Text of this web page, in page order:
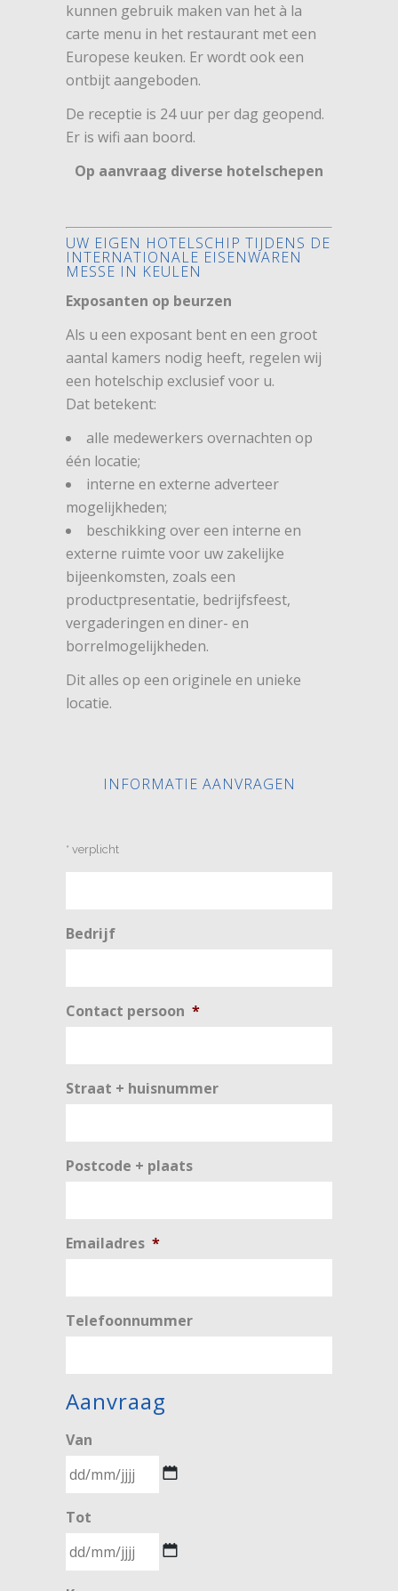
kunnen gebruik maken van het à la
carte menu in het restaurant met een
Europese keuken. Er wordt ook een
ontbijt aangeboden.
De receptie is 24 uur per dag geopend.
Er is wifi aan boord.
Op aanvraag diverse hotelschepen
UW EIGEN HOTELSCHIP TIJDENS DE
INTERNATIONALE EISENWAREN
MESSE IN KEULEN
Exposanten op beurzen
Als u een exposant bent en een groot
aantal kamers nodig heeft, regelen wij
een hotelschip exclusief voor u.
Dat betekent:
alle medewerkers overnachten op
één locatie;
interne en externe adverteer
mogelijkheden;
beschikking over een interne en
externe ruimte voor uw zakelijke
bijeenkomsten, zoals een
productpresentatie, bedrijfsfeest,
vergaderingen en diner- en
borrelmogelijkheden.
Dit alles op een originele en unieke
locatie.
INFORMATIE AANVRAGEN
Geen
* verplicht
Bedrijf
Contact persoon *
Straat + huisnummer
Postcode + plaats
Emailadres *
Telefoonnummer
Aanvraag
Van
slash
MM
Tot